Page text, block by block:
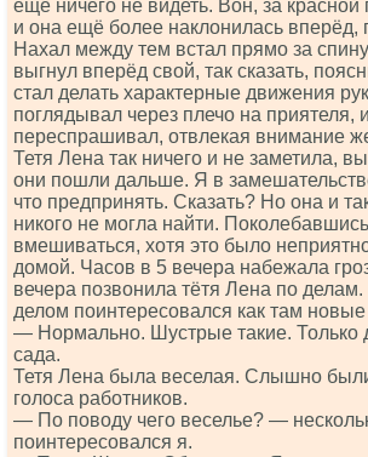
ещё ничего не видеть. Вон, за
и она ещё более наклонилась вперёд,
Нахал между тем встал прямо за
выгнул вперёд свой, так сказать,
стал делать характерные движения
поглядывал через плечо на приятеля,
переспрашивал, отвлекая внимание
Тетя Лена так ничего и не заметила,
они пошли дальше. Я в
что предпринять. Сказать? Но она и
никого не могла найти.
вмешиваться, хотя это было
домой. Часов в 5 вечера набежала
вечера позвонила тётя Лена по
делом поинтересовался как там
— Нормально. Шустрые такие. Только
сада.
Тетя Лена была веселая. Слышно
голоса работников.
— По поводу чего веселье? —
поинтересовался я.